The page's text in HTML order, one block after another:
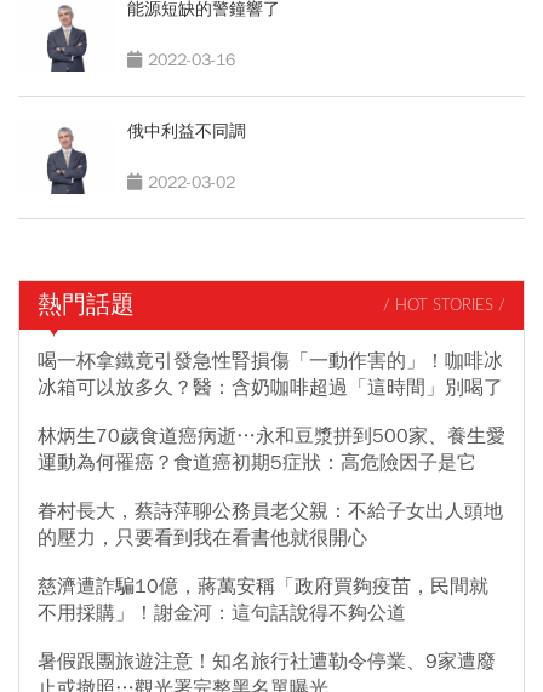
能源短缺的警鐘響了
2022-03-16
俄中利益不同調
2022-03-02
熱門話題 / HOT STORIES /
喝一杯拿鐵竟引發急性腎損傷「一動作害的」！咖啡冰
冰箱可以放多久？醫：含奶咖啡超過「這時間」別喝了
林炳生70歲食道癌病逝…永和豆漿拼到500家、養生愛
運動為何罹癌？食道癌初期5症狀：高危險因子是它
眷村長大，蔡詩萍聊公務員老父親：不給子女出人頭地
的壓力，只要看到我在看書他就很開心
慈濟遭詐騙10億，蔣萬安稱「政府買夠疫苗，民間就
不用採購」！謝金河：這句話說得不夠公道
暑假跟團旅遊注意！知名旅行社遭勒令停業、9家遭廢